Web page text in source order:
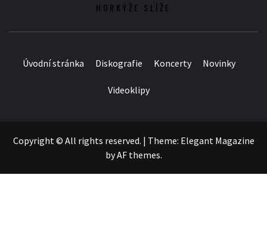
HORKÝŽE SLÍŽE
Úvodní stránka Diskografie Koncerty Novinky
Videoklipy
Copyright © All rights reserved. | Theme: Elegant Magazine
byAF themes.